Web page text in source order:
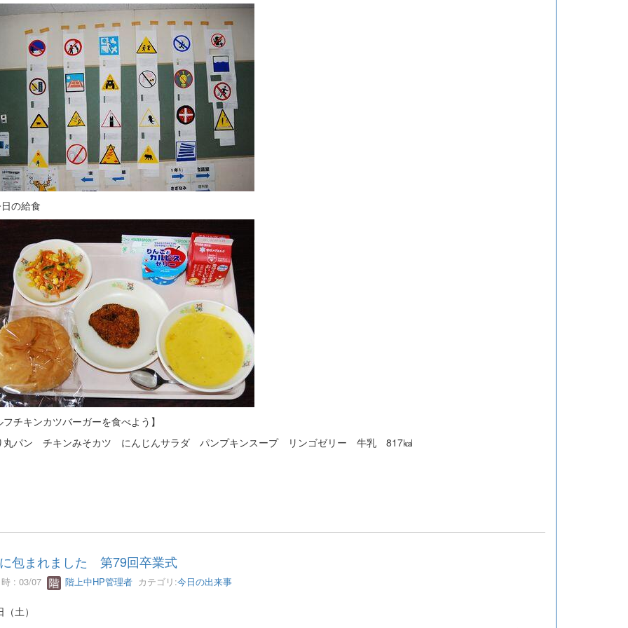
の給食
チキンカツバーガーを食べよう】
丸パン チキンみそカツ にんじんサラダ パンプキンスープ リンゴゼリー 牛乳 817㎉
包まれました 第79回卒業式
: 03/07 階上中HP管理者カテゴリ:今日の出来事
土）